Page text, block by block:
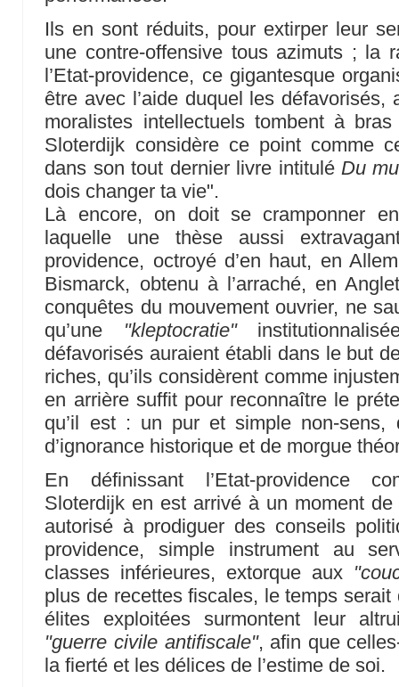
Ils en sont réduits, pour extirper leur
une contre-offensive tous azimuts ; la
l’Etat-providence, ce gigantesque
être avec l’aide duquel les défavorisés,
moralistes intellectuels tombent à
Sloterdijk considère ce point comme
dans son tout dernier livre intitulé Du
dois changer ta vie".
Là encore, on doit se cramponner
laquelle une thèse aussi
providence, octroyé d’en haut, en
Bismarck, obtenu à l’arraché, en
conquêtes du mouvement ouvrier, ne
qu’une "kleptocratie"
défavorisés auraient établi dans le but
riches, qu’ils considèrent comme
en arrière suffit pour reconnaître le
qu’il est : un pur et simple non-sens,
d’ignorance historique et de morgue
En définissant l’Etat-providence
Sloterdijk en est arrivé à un moment
autorisé à prodiguer des conseils
providence, simple instrument au
classes inférieures, extorque aux
plus de recettes fiscales, le temps serait
élites exploitées surmontent leur
"guerre civile antifiscale", afin que
la fierté et les délices de l’estime de soi.